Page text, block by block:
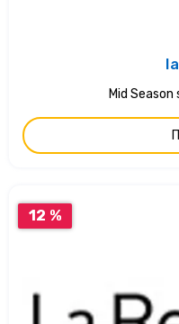
Mid
12 %